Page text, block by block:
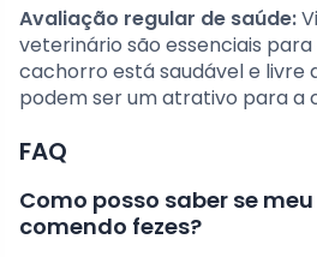
Avaliação regular de saúde:
veterinário são essenciais
cachorro está saudável e livre
podem ser um atrativo para a
FAQ
Como posso saber se
comendo fezes?